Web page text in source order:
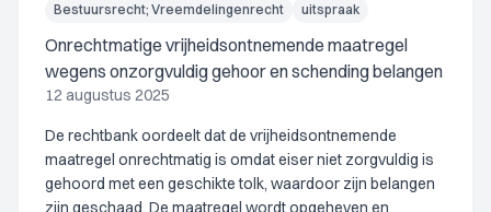
Bestuursrecht; Vreemdelingenrecht uitspraak
Onrechtmatige vrijheidsontnemende maatregel
wegens onzorgvuldig gehoor en schending belangen
12 augustus 2025
De rechtbank oordeelt dat de vrijheidsontnemende
maatregel onrechtmatig is omdat eiser niet zorgvuldig is
gehoord met een geschikte tolk, waardoor zijn belangen
zijn geschaad. De maatregel wordt opgeheven en